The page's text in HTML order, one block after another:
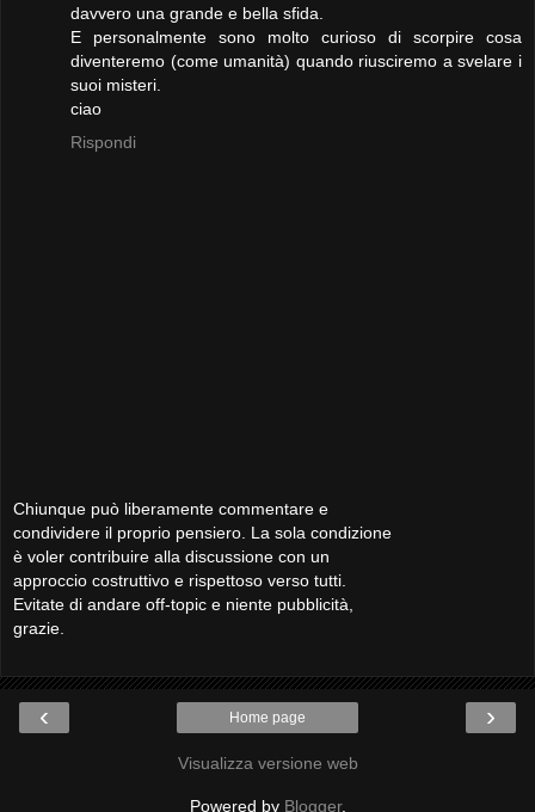
davvero una grande e bella sfida.
E personalmente sono molto curioso di scorpire cosa
diventeremo (come umanità) quando riusciremo a svelare i
suoi misteri.
ciao
Rispondi
Chiunque può liberamente commentare e
condividere il proprio pensiero. La sola condizione
è voler contribuire alla discussione con un
approccio costruttivo e rispettoso verso tutti.
Evitate di andare off-topic e niente pubblicità,
grazie.
‹ ›
Home page
Visualizza versione web
Powered by Blogger.